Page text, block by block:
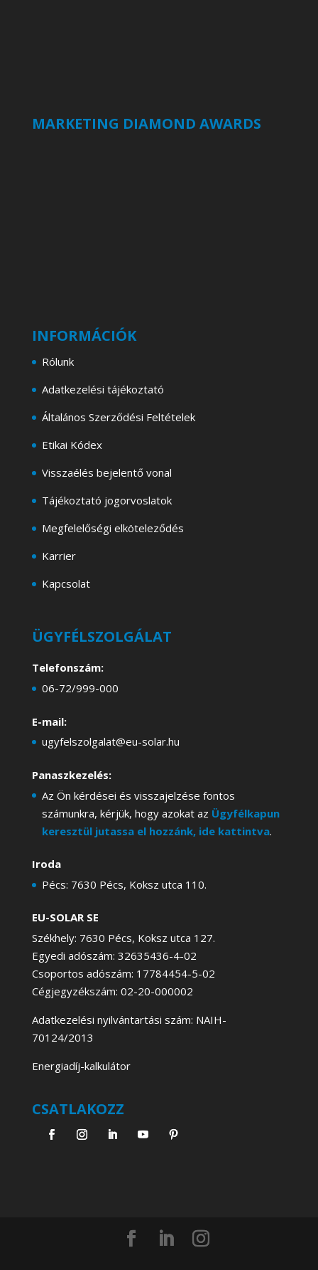
MARKETING DIAMOND AWARDS
INFORMÁCIÓK
Rólunk
Adatkezelési tájékoztató
Általános Szerződési Feltételek
Etikai Kódex
Visszaélés bejelentő vonal
Tájékoztató jogorvoslatok
Megfelelőségi elköteleződés
Karrier
Kapcsolat
ÜGYFÉLSZOLGÁLAT
Telefonszám:
06-72/999-000
E-mail:
ugyfelszolgalat@eu-solar.hu
Panaszkezelés:
Az Ön kérdései és visszajelzése fontos
számunkra, kérjük, hogy azokat az Ügyfélkapun
keresztül jutassa el hozzánk, ide kattintva.
Iroda
Pécs: 7630 Pécs, Koksz utca 110.
EU-SOLAR SE
Székhely: 7630 Pécs, Koksz utca 127.
Egyedi adószám: 32635436-4-02
Csoportos adószám: 17784454-5-02
Cégjegyzékszám: 02-20-000002
Adatkezelési nyilvántartási szám: NAIH-
70124/2013
Energiadíj-kalkulátor
CSATLAKOZZ